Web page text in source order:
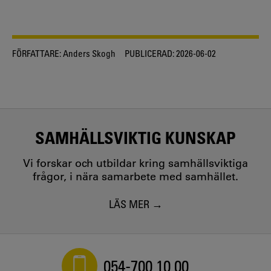
FÖRFATTARE:Anders Skogh PUBLICERAD:2026-06-02
SAMHÄLLSVIKTIG KUNSKAP
Vi forskar och utbildar kring samhällsviktiga
frågor, i nära samarbete med samhället.
LÄS MER
054-700 10 00